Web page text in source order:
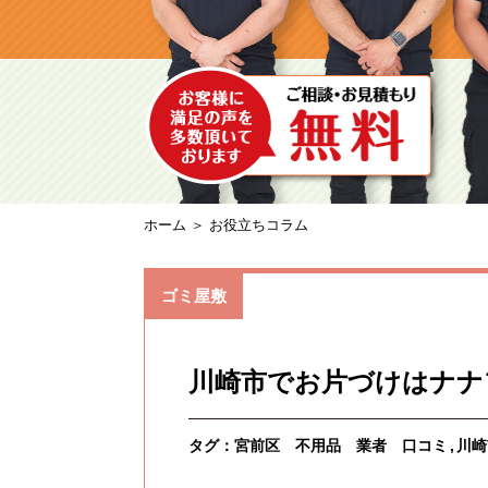
ホーム ＞ お役立ちコラム
ゴミ屋敷
川崎市でお片づけはナ
タグ： 宮前区 不用品 業者 口コミ 川